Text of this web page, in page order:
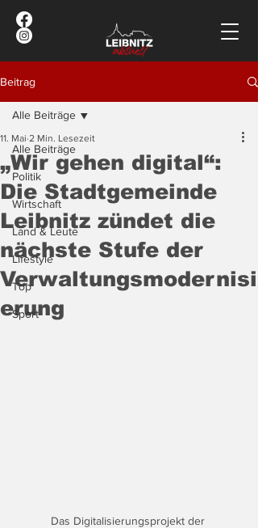
Beitrag
Alle Beiträge
Politik
Wirtschaft
Land & Leute
Lifestyle
Top
Sport
Alle Beiträge
„Wir gehen digital“:
Die Stadtgemeinde
Leibnitz zündet die
nächste Stufe der
Verwaltungsmodernisi
erung
11. Mai 2 Min. Lesezeit
Das Digitalisierungsprojekt der